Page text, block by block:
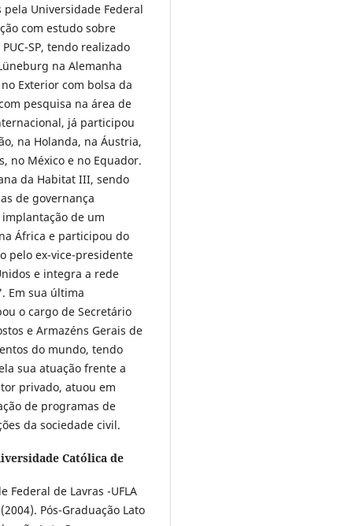
Universidade Federal
com estudo sobre
SP, tendo realizado
na Alemanha
Exterior com bolsa da
pesquisa na área de
já participou
na Holanda, na Áustria,
no México e no Equador.
da Habitat III, sendo
de governança
de um
África e participou do
pelo ex-vice-presidente
e integra a rede
Em sua última
o cargo de Secretário
e Armazéns Gerais de
do mundo, tendo
sua atuação frente a
privado, atuou em
de programas de
da sociedade civil.
Católica de
Federal de Lavras -UFLA
Pós-Graduação Lato